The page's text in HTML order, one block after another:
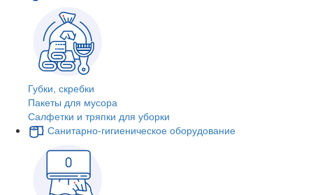
Губки, скребки
Пакеты для мусора
Салфетки и тряпки для уборки
Санитарно-гигиеническое оборудование